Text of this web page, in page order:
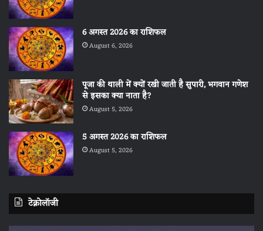
6 अगस्त 2026 का राशिफल
August 6, 2026
पूजा की थाली में क्यों रखी जाती है सुपारी, भगवान गणेश
से इसका क्या नाता है?
August 5, 2026
5 अगस्त 2026 का राशिफल
August 5, 2026
टेक्नोलॉजी